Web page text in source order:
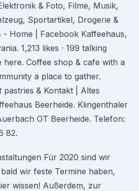
& Foto, Filme, Musik,
Sportartikel, Drogerie &
- Home | Facebook Kaffeehaus,
1,213 likes · 199 talking
here. Coffee shop & cafe with a
a place to gather.
& Kontakt | Altes
Beerheide. Klingenthaler
OT Beerheide. Telefon:
82.
Für 2020 sind wir
wir feste Termine haben,
wissen! Außerdem, zur